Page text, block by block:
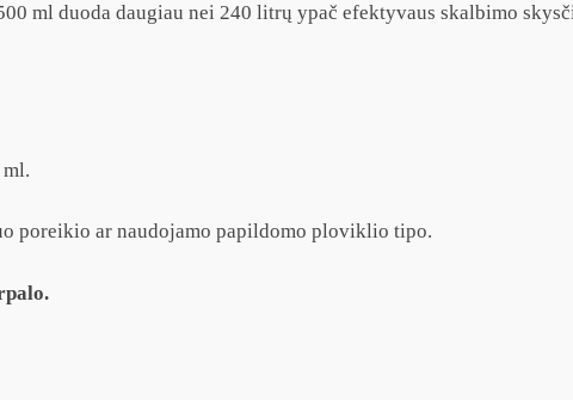
ml duoda daugiau nei 240 litrų ypač efektyvaus skalbimo
poreikio ar naudojamo papildomo ploviklio tipo.